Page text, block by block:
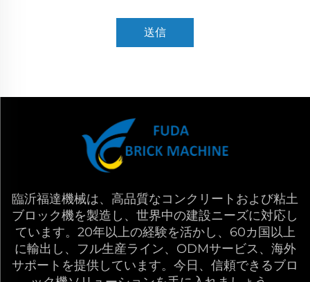
送信
臨沂福達機械は、高品質なコンクリートおよび粘土
ブロック機を製造し、世界中の建設ニーズに対応し
ています。20年以上の経験を活かし、60カ国以上
に輸出し、フル生産ライン、ODMサービス、海外
サポートを提供しています。今日、信頼できるブロ